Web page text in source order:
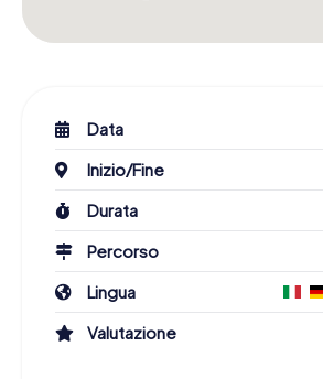
Data
Inizio/Fine
Durata
Percorso
Lingua
Valutazione